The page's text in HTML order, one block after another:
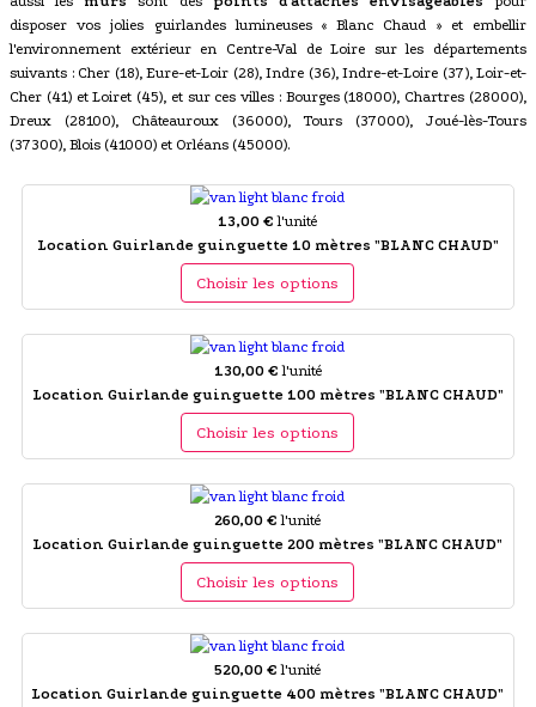
disposer vos jolies guirlandes lumineuses « Blanc Chaud » et embellir
l'environnement extérieur en Centre-Val de Loire sur les départements
suivants : Cher (18), Eure-et-Loir (28), Indre (36), Indre-et-Loire (37), Loir-et-
Cher (41) et Loiret (45), et sur ces villes : Bourges (18000), Chartres (28000),
Dreux (28100), Châteauroux (36000), Tours (37000), Joué-lès-Tours
(37300), Blois (41000) et Orléans (45000).
13,00 € l'unité
Location Guirlande guinguette 10 mètres "BLANC CHAUD"
Choisir les options
130,00 € l'unité
Location Guirlande guinguette 100 mètres "BLANC CHAUD"
Choisir les options
260,00 € l'unité
Location Guirlande guinguette 200 mètres "BLANC CHAUD"
Choisir les options
520,00 € l'unité
Location Guirlande guinguette 400 mètres "BLANC CHAUD"